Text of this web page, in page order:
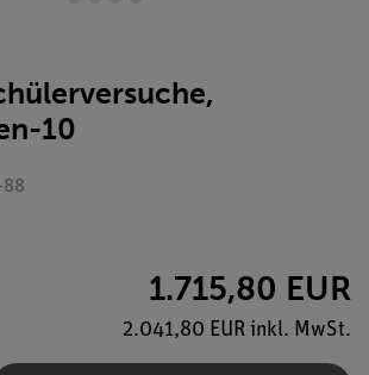
10
88
1.715,80 EUR
2.041,80 EUR inkl. MwSt.